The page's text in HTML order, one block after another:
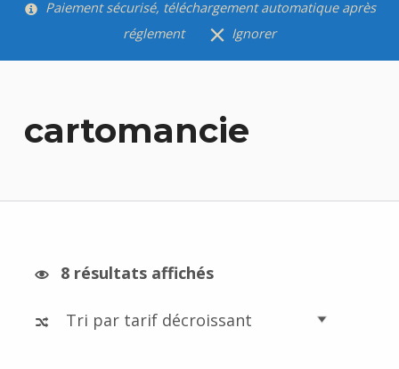
Paiement sécurisé, téléchargement automatique après
réglement
Ignorer
cartomancie
8 résultats affichés